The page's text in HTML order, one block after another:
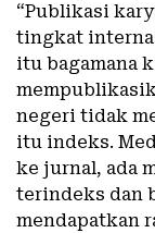
“Publikasi
tingkat
itu bagamana
negeri tidak
itu indeks.
ke jurnal, ada
terindeks dan
mendapatkan